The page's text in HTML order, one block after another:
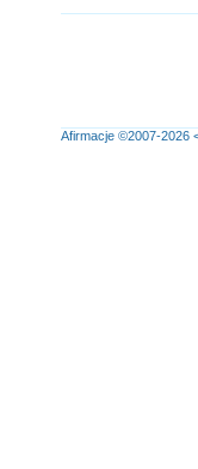
Afirmacje ©2007-2026